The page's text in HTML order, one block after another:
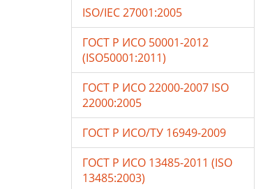
ISO/IEC 27001:2005
ГОСТ Р ИСО 50001-2012
(ISO50001:2011)
ГОСТ Р ИСО 22000-2007 ISO
22000:2005
ГОСТ Р ИСО/ТУ 16949-2009
ГОСТ Р ИСО 13485-2011 (ISO
13485:2003)